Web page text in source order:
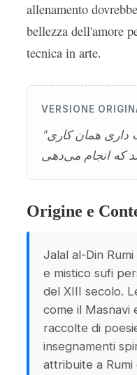
allenamento
bellezza dell'amore
tecnica in arte.
VERSIONE
"بگذار زیبایی آنچه دوست داری همان کاری
Origine e
Jalal al-Din
e mistico sufi
del XIII secolo.
come il Masnavi
raccolte di
insegnamenti
attribuite a